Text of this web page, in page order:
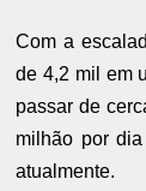
Com a
de 4,2 mil em
passar de
milhão por
atualmente.